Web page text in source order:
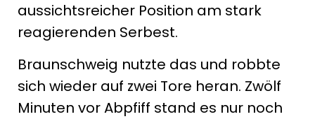
aussichtsreicher Position am stark
reagierenden Serbest.
Braunschweig nutzte das und robbte
sich wieder auf zwei Tore heran. Zwölf
Minuten vor Abpfiff stand es nur noch